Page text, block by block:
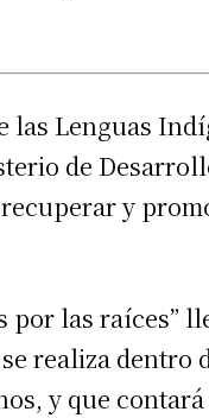
las Lenguas
de
y
por las raíces”
realiza dentro
y que